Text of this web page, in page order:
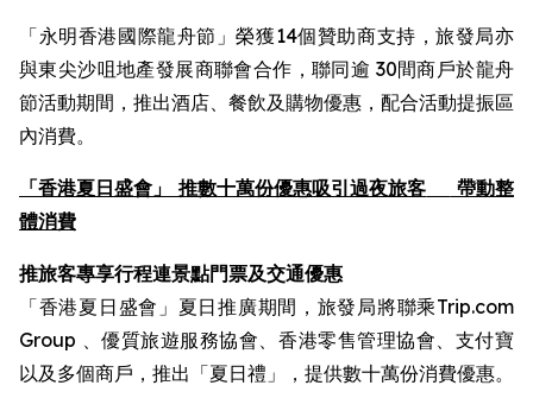
「永明香港國際龍舟節」榮獲14個贊助商支持，旅發局亦
與東尖沙咀地產發展商聯會合作，聯同逾 30間商戶於龍舟
節活動期間，推出酒店、餐飲及購物優惠，配合活動提振區
內消費。
「香港夏日盛會」 推數十萬份優惠吸引過夜旅客
帶動整
體消費
推旅客專享行程連景點門票及交通優惠
「香港夏日盛會」夏日推廣期間，旅發局將聯乘Trip.com
Group 、優質旅遊服務協會、香港零售管理協會、支付寶
以及多個商戶，推出「夏日禮」，提供數十萬份消費優惠。